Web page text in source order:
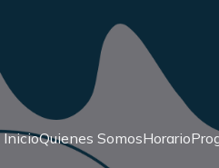
InicioQuienes SomosHorario